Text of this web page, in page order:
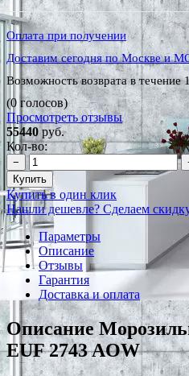
Оплата при получении
Доставим сегодня по Москве и
Возможность возврата в течение
(0 голосов)
Просмотреть отзывы
55440руб.
Кол-во:
−
Купить
Купить в один клик
Нашли дешевле? Сделаем
Параметры
Описание
Отзывы
Гарантия
Доставка и оплата
Описание
EUF 2743 AOW